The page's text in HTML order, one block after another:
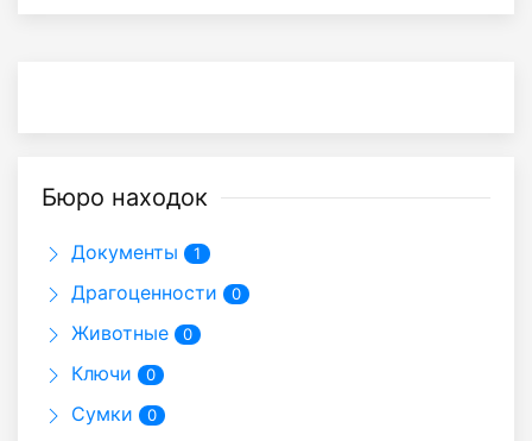
Бюро находок
Документы 1
Драгоценности 0
Животные 0
Ключи 0
Сумки 0